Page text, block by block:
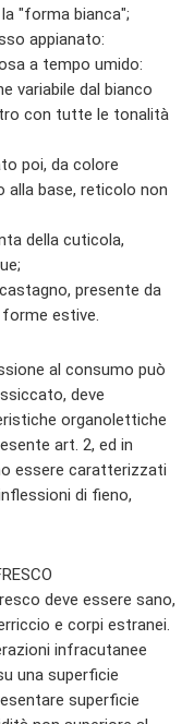
"forma bianca";
appianato:
a tempo umido:
variabile dal bianco
con tutte le tonalità
poi, da colore
alla base, reticolo non
della cuticola,
presente da
forme estive.
al consumo può
deve
organolettiche
art. 2, ed in
essere caratterizzati
di fieno,
deve essere sano,
e corpi estranei.
infracutanee
una superficie
superficie